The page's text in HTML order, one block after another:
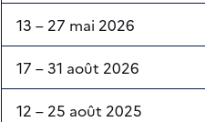
13 – 27 mai 2026
17 – 31 août 2026
12 – 25 août 2025